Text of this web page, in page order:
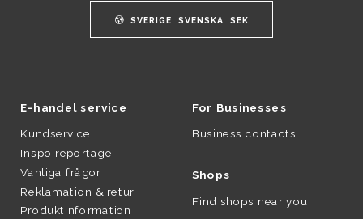
SVERIGE SVENSKA SEK
E-handel service
Kundservice
Inspo reportage
Vanliga frågor
Reklamation & retur
Produktinformation
For Businesses
Business contacts
Shops
Find shops near you